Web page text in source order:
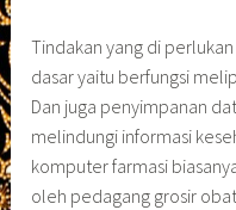
Tindakan yang di
dasar yaitu berfungsi
Dan juga penyimpanan
melindungi informasi
komputer farmasi
oleh pedagang grosir